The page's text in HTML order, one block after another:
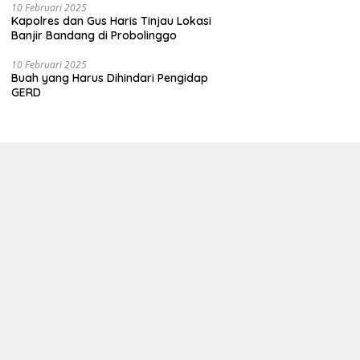
10 Februari 2025
Kapolres dan Gus Haris Tinjau Lokasi
Banjir Bandang di Probolinggo
10 Februari 2025
Buah yang Harus Dihindari Pengidap
GERD